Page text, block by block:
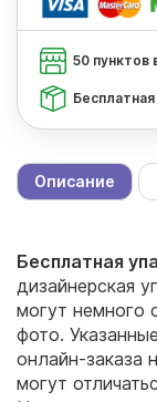
50 пунктов
Описание
Бесплатная
дизайнерская
могут немного
фото.
онлайн-заказа
могут